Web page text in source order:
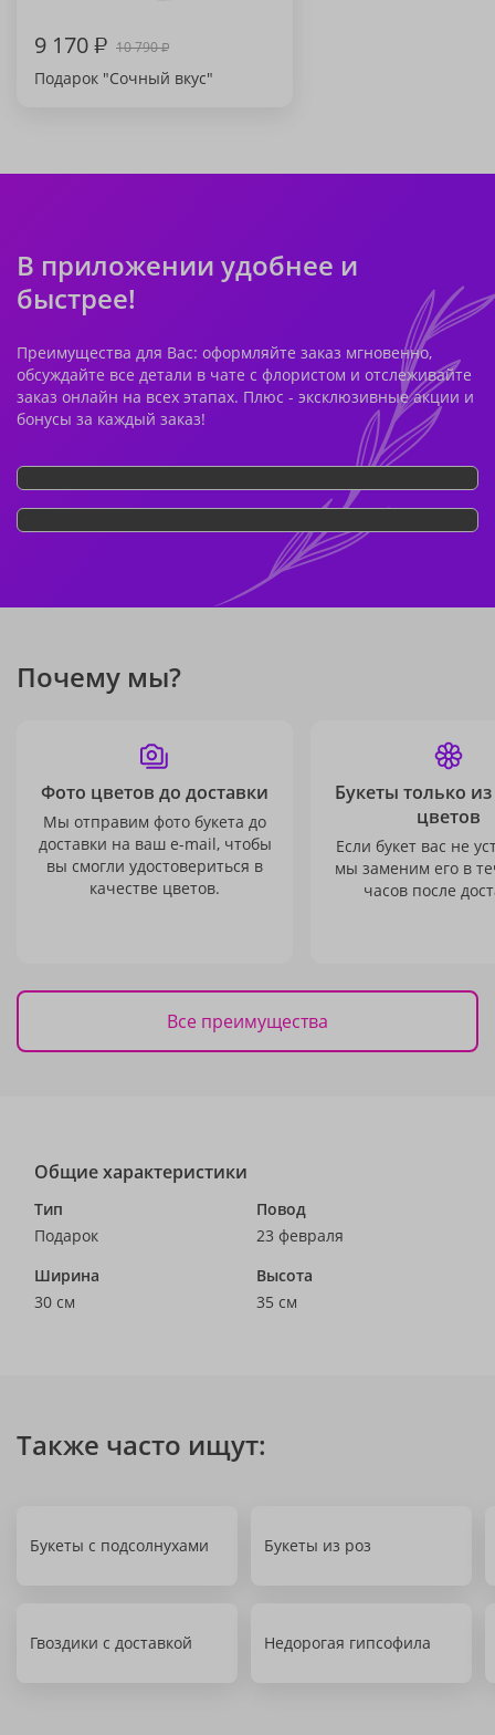
9 170₽ 10 790₽
Подарок "Сочный вкус"
В приложении удобнее и
быстрее!
Преимущества для Вас: оформляйте заказ мгновенно,
обсуждайте все детали в чате с флористом и отслеживайте
заказ онлайн на всех этапах. Плюс - эксклюзивные акции и
бонусы за каждый заказ!
Почему мы?
Фото цветов до доставки
Мы отправим фото букета до
доставки на ваш e-mail, чтобы
вы смогли удостовериться в
качестве цветов.
Букеты только
цветов
Если букет вас не
мы заменим его в
часов после
Все преимущества
Общие характеристики
Тип
Подарок
Повод
23 февраля
Ширина
30 см
Высота
35 см
Также часто ищут:
Букеты с подсолнухами Букеты из роз
Гвоздики с доставкой Недорогая гипсофила